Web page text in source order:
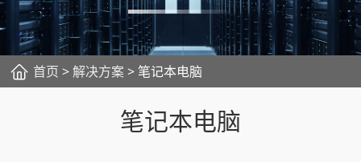
首页 >解决方案> 笔记本电脑
笔记本电脑